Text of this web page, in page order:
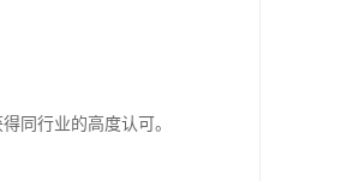
同行业的高度认可。